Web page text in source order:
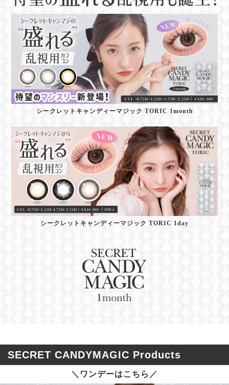
シークレットキャンディーマジック TORIC 1month
シークレットキャンディーマジック TORIC 1day
SECRET CANDYMAGIC Products
＼ワンデーはこちら／